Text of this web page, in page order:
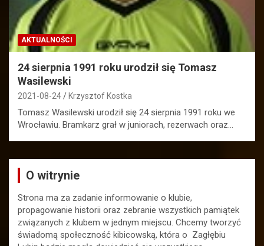
AKTUALNOŚCI
24 sierpnia 1991 roku urodził się Tomasz
Wasilewski
2021-08-24 Krzysztof Kostka
Tomasz Wasilewski urodził się 24 sierpnia 1991 roku we
Wrocławiu. Bramkarz grał w juniorach, rezerwach oraz…
O witrynie
Strona ma za zadanie informowanie o klubie,
propagowanie historii oraz zebranie wszystkich pamiątek
związanych z klubem w jednym miejscu. Chcemy tworzyć
świadomą społeczność kibicowską, która o Zagłębiu